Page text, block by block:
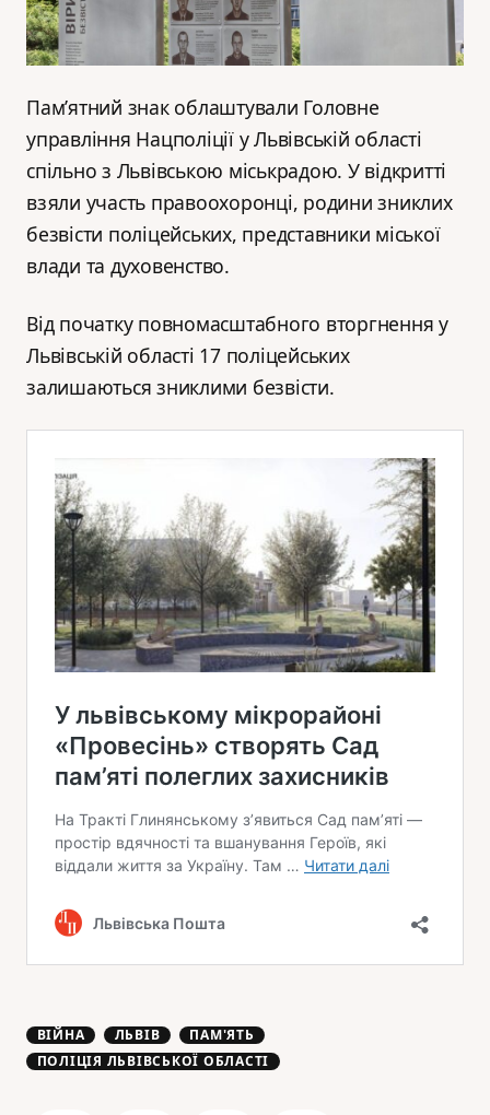
Пам’ятний знак облаштували Головне
управління Нацполіції у Львівській області
спільно з Львівською міськрадою. У відкритті
взяли участь правоохоронці, родини зниклих
безвісти поліцейських, представники міської
влади та духовенство.
Від початку повномасштабного вторгнення у
Львівській області 17 поліцейських
залишаються зниклими безвісти.
ВІЙНА ЛЬВІВ
ПАМ'ЯТЬ
ПОЛІЦІЯ ЛЬВІВСЬКОЇ ОБЛАСТІ